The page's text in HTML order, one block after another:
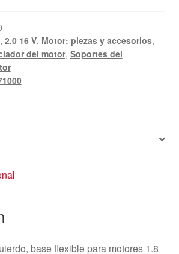
, 2,0 16 V, Motor: piezas y accesorios,
del motor, Soportes del
base flexible para motores 1.8